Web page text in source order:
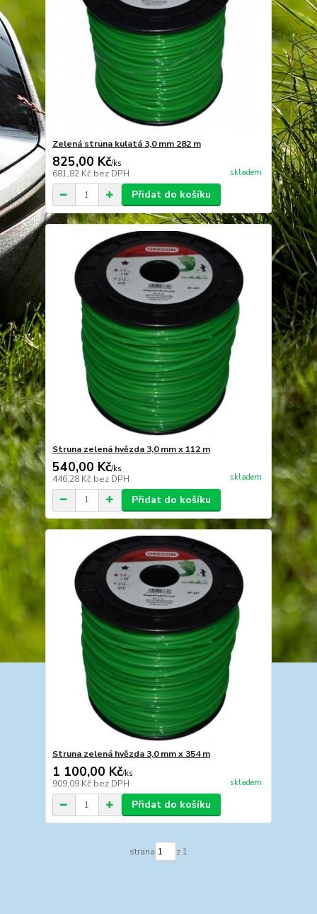
Zelená struna kulatá 3,0 mm 282 m
825,00 Kč/ks
681,82 Kč bez DPH skladem
Přidat do košíku
Struna zelená hvězda 3,0 mm x 112 m
540,00 Kč/ks
446,28 Kč bez DPH skladem
Přidat do košíku
Struna zelená hvězda 3,0 mm x 354 m
1 100,00 Kč/ks
909,09 Kč bez DPH skladem
Přidat do košíku
strana z 1